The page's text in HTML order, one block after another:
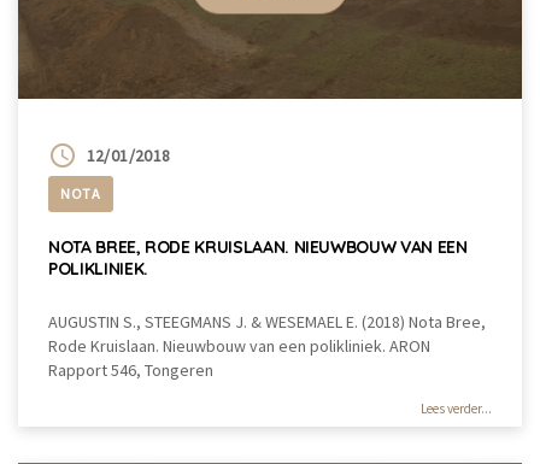
12/01/2018
NOTA
NOTA BREE, RODE KRUISLAAN. NIEUWBOUW VAN EEN
POLIKLINIEK.
AUGUSTIN S., STEEGMANS J. & WESEMAEL E. (2018) Nota Bree,
Rode Kruislaan. Nieuwbouw van een polikliniek. ARON
Rapport 546, Tongeren
Lees verder...